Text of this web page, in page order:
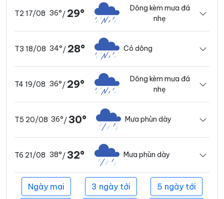
T2 17/08 36°/ 29°
Dông kèm mưa đá
nhẹ
T3 18/08 34°/ 28° Có dông
T4 19/08 36°/ 29°
Dông kèm mưa đá
nhẹ
T5 20/08 36°/30° Mưa phùn dày
T6 21/08 38°/32° Mưa phùn dày
Ngày mai 3 ngày tới 5 ngày tới